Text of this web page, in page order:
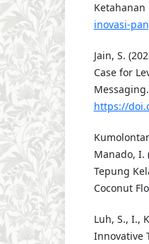
Ketahanan
inovasi-
Jain, S.
Case for
https://
Manado, I.
Tepung
Coconut
Luh, S., I.,
Innovative